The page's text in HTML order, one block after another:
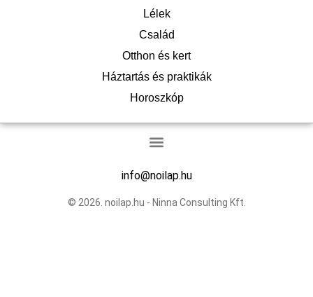
Lélek
Család
Otthon és kert
Háztartás és praktikák
Horoszkóp
info@noilap.hu
© 2026. noilap.hu - Ninna Consulting Kft.